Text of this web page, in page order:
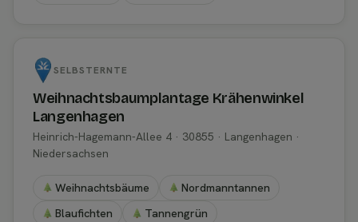
SELBSTERNTE
Weihnachtsbaumplantage Krähenwinkel
Langenhagen
Heinrich-Hagemann-Allee 4 · 30855 · Langenhagen ·
Niedersachsen
Weihnachtsbäume
Nordmanntannen
Blaufichten
Tannengrün